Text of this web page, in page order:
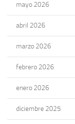
mayo 2026
abril 2026
marzo 2026
febrero 2026
enero 2026
diciembre 2025